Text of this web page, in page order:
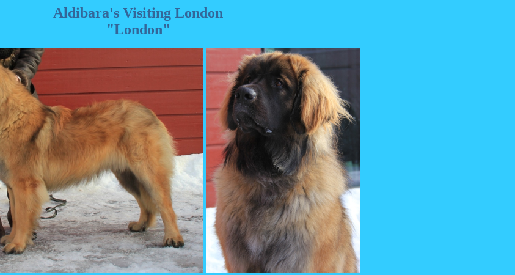
Aldibara's Visiting London
"London"